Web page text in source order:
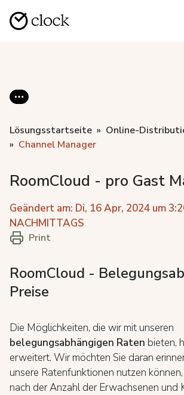
Lösungsstartseite
Online-
Channel Manager
RoomCloud - pro Gast
Geändert am: Di, 16 Apr, 2024 um
NACHMITTAGS
Print
RoomCloud -
Preise
Die Möglichkeiten, die wir mit unseren
belegungsabhängigen Raten bieten,
erweitert. Wir möchten Sie daran
unsere Ratenfunktionen nutzen
nach der Anzahl der Erwachsenen und